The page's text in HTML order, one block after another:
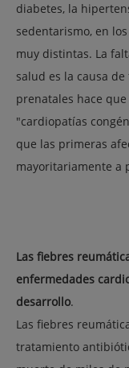
diabetes, la
sedentarismo, en
muy distintas. La
salud es la causa
prenatales hace
"cardiopatías
que las primeras
mayoritariamente a
Las fiebres
enfermedades
desarrollo.
Las fiebres
tratamiento